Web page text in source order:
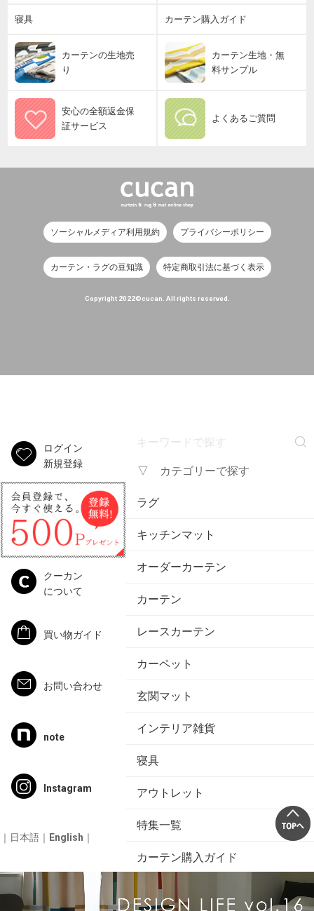
寝具 カーテン購入ガイド
カーテンの生地売
り
カーテン生地・無
料サンプル
安心の全額返金保
証サービス
よくあるご質問
ソーシャルメディア利用規約 プライバシーポリシー
カーテン・ラグの豆知識 特定商取引法に基づく表示
Copyright 2022©cucan. All rights reserved.
ログイン
新規登録
クーカン
について
買い物ガイド
お問い合わせ
note
Instagram
｜ 日本語 ｜ English ｜
▽ カテゴリーで探す
ラグ
キッチンマット
オーダーカーテン
カーテン
レースカーテン
カーペット
玄関マット
インテリア雑貨
寝具
アウトレット
特集一覧
カーテン購入ガイド